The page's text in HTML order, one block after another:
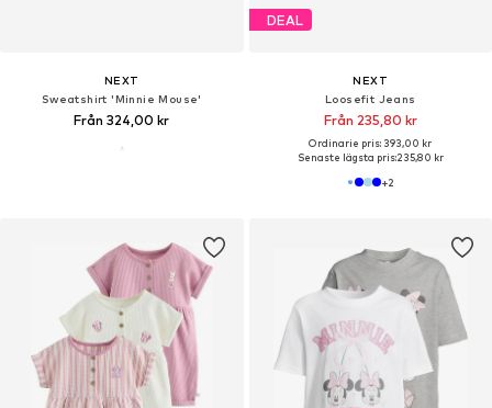
NEXT
Sweatshirt 'Minnie Mouse'
Från 324,00 kr
DEAL
NEXT
Loosefit Jeans
Från 235,80 kr
Ordinarie pris: 393,00 kr
Senaste lägsta pris:235,80 kr
+2